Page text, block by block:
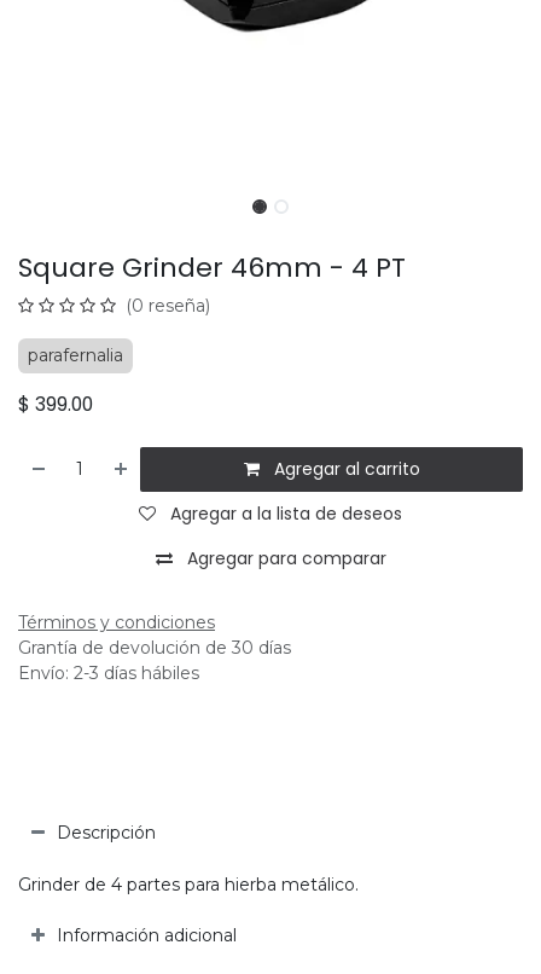
Square Grinder 46mm - 4 PT
(0 reseña)
parafernalia
$ 399.00
Agregar al carrito
Agregar para comparar
Agregar a la lista de deseos
Términos y condiciones
Grantía de devolución de 30 días
Envío: 2-3 días hábiles
Descripción
Grinder de 4 partes para hierba metálico.
Información adicional